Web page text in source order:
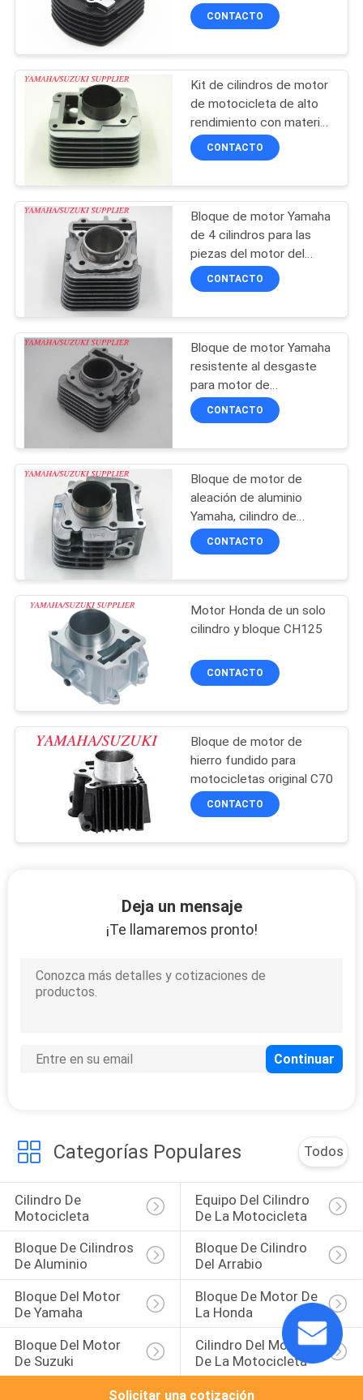
MAPA
DEL
SITIO
PRIVACY
POLICY
CONTACTO
Kit de cilindros de motor
de motocicleta de alto
rendimiento con material
de aluminio
CONTACTO
Bloque de motor Yamaha
de 4 cilindros para las
piezas del motor del
scooter MIO-M3
CONTACTO
Bloque de motor Yamaha
resistente al desgaste
para motor de
motocicleta MIO-J
CONTACTO
Bloque de motor de
aleación de aluminio
Yamaha, cilindro de
motor de motocicleta
refrigerado por aire
CONTACTO
Motor Honda de un solo
cilindro y bloque CH125
CONTACTO
Bloque de motor de
hierro fundido para
motocicletas original C70
CONTACTO
Deja un mensaje
¡Te llamaremos pronto!
Categorías Populares Todos
Cilindro De
Motocicleta
Equipo Del Cilindro
De La Motocicleta
Bloque De Cilindros
De Aluminio
Bloque De Cilindro
Del Arrabio
Bloque Del Motor
De Yamaha
Bloque De Motor De
La Honda
Bloque Del Motor
De Suzuki
Cilindro Del Motor
De La Motocicleta
Solicitar una cotización